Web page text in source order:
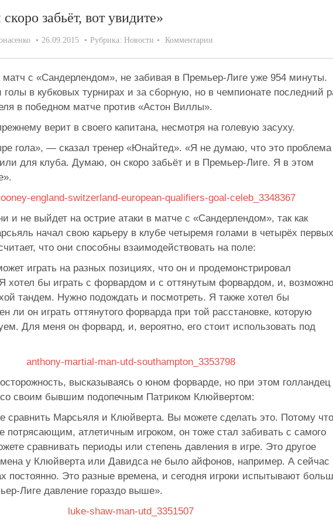
забьёт, вот увидите»
26.09.2015 Рубрика: Новости Комментарии
матч с «Сандерлендом», не забивая в Премьер-Лиге уже 954 минуты.
голы в кубковых турнирах и за сборную, но в чемпионате последний
в победном матче против «Астон Виллы».
верит в своего капитана, несмотря на голевую засуху.
гола», — сказал тренер «Юнайтед». «Я не думаю, что это проблема
для клуба. Думаю, он скоро забьёт и в Премьер-Лиге. Я в этом
».
и не выйдет на острие атаки в матче с «Сандерлендом», так как
начал свою карьеру в клубе четыремя голами в четырёх первых
что они способны взаимодействовать на поле:
играть на разных позициях, что он и продемонстрировал
хотел бы играть с форвардом и с оттянутым форвардом, и,
тандем. Нужно подождать и посмотреть. Я также хотел бы
ли он играть оттянутого форварда при той расстановке, которую
Для меня он форвард, и, вероятно, его стоит использовать под
высказываясь о юном форварде, но при этом голландец
своим бывшим подопечным Патриком Клюйвертом:
сравнить Марсьяля и Клюйверта. Вы можете сделать это. Потому что
потрясающим, атлетичным игроком, он тоже стал забивать с самого
сравнивать периоды или степень давления в игре. Это другое
у Клюйверта или Давидса не было айфонов, например. А сейчас
постоянно. Это разные времена, и сегодня игроки испытывают
Лиге давление гораздо выше».